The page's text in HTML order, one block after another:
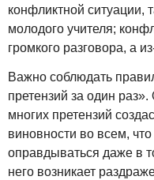
конфликтной ситуации,
молодого учителя;
громкого разговора, а
Важно соблюдать
претензий за один
многих претензий
виновности во всем,
оправдываться даже в
него возникает